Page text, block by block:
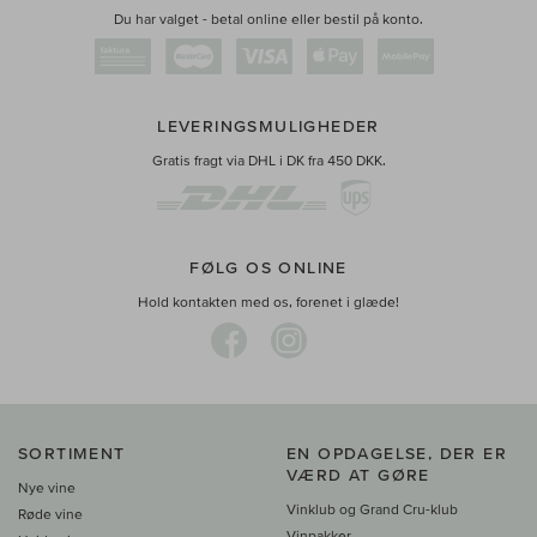
Du har valget - betal online eller bestil på konto.
LEVERINGSMULIGHEDER
Gratis fragt via DHL i DK fra 450 DKK.
FØLG OS ONLINE
Hold kontakten med os, forenet i glæde!
SORTIMENT
Nye vine
Røde vine
EN OPDAGELSE, DER ER
VÆRD AT GØRE
Vinklub og Grand Cru-klub